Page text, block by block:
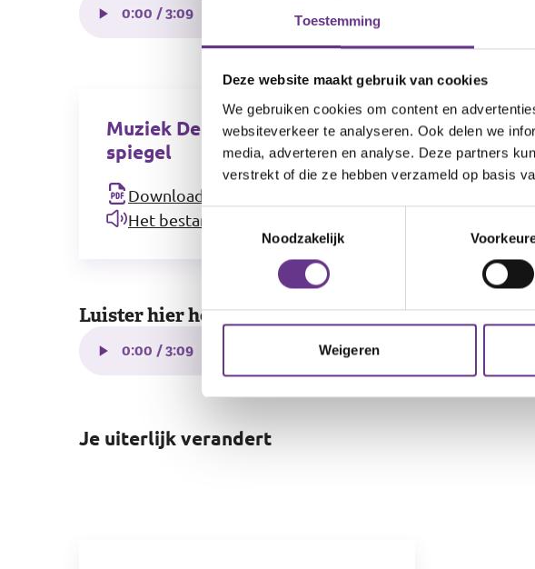
Toestemming
Deze website maakt gebruik van cookies
We gebruiken cookies om content en
websiteverkeer te analyseren. Ook delen we
media, adverteren en analyse. Deze partners
verstrekt of die ze hebben verzameld op basis
Toestemmingsselectie
Noodzakelijk
Weigeren
Muziek De overgang De
spiegel
Download bestand (355 KB)
Het bestand voorlezen
Luister hier het lied: De Spiegel
Je uiterlijk verandert